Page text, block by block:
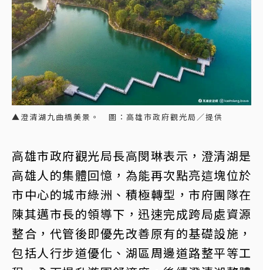
▲澄清湖九曲橋美景。 圖：高雄市政府觀光局／提供
高雄市政府觀光局長高閔琳表示，澄清湖是
高雄人的集體回憶，為能再次點亮這塊位於
市中心的城市綠洲、積極轉型，市府團隊在
陳其邁市長的領導下，迅速完成跨局處資源
整合，代管後即優先改善原有的基礎設施，
包括人行步道優化、湖區周邊道路整平等工